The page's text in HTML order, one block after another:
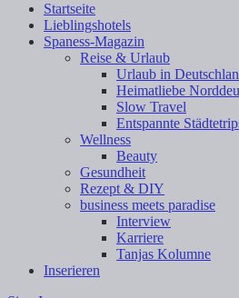
Startseite
Lieblingshotels
Spaness-Magazin
Reise & Urlaub
Urlaub in
Heimatliebe
Slow Travel
Entspannte
Wellness
Beauty
Gesundheit
Rezept & DIY
business meets paradise
Interview
Karriere
Tanjas Kolumne
Inserieren